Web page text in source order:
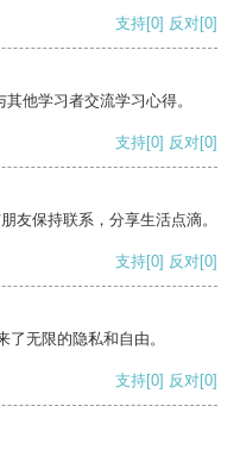
支持[0] 反对[0]
他学习者交流学习心得。
支持[0] 反对[0]
友保持联系，分享生活点滴。
支持[0] 反对[0]
无限的隐私和自由。
支持[0] 反对[0]